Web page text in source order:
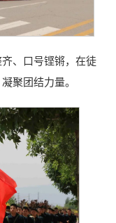
、口号铿锵，在徒
聚团结力量。